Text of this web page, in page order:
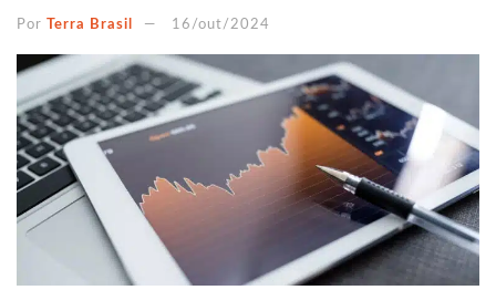
Por Terra Brasil 16/out/2024